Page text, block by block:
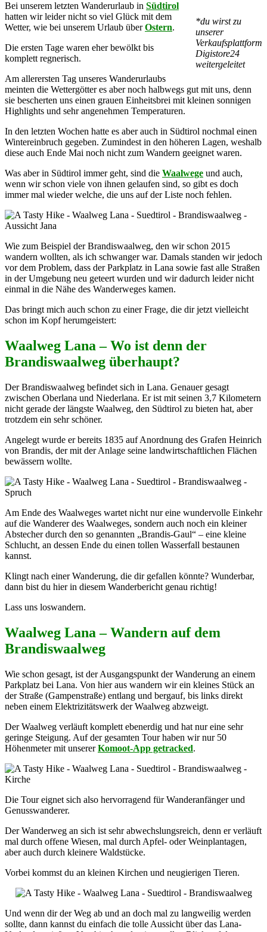
*du wirst zu
unserer
Verkaufsplattform
Digistore24
weitergeleitet
Bei unserem letzten Wanderurlaub in Südtirol
hatten wir leider nicht so viel Glück mit dem
Wetter, wie bei unserem Urlaub überOstern.
Die ersten Tage waren eher bewölkt bis
komplett regnerisch.
Am allerersten Tag unseres Wanderurlaubs
meinten die Wettergötter es aber noch halbwegs gut mit uns, denn
sie bescherten uns einen grauen Einheitsbrei mit kleinen sonnigen
Highlights und sehr angenehmen Temperaturen.
In den letzten Wochen hatte es aber auch in Südtirol nochmal einen
Wintereinbruch gegeben. Zumindest in den höheren Lagen, weshalb
diese auch Ende Mai noch nicht zum Wandern geeignet waren.
Was aber in Südtirol immer geht, sind die Waalwege und auch,
wenn wir schon viele von ihnen gelaufen sind, so gibt es doch
immer mal wieder welche, die uns auf der Liste noch fehlen.
Wie zum Beispiel der Brandiswaalweg, den wir schon 2015
wandern wollten, als ich schwanger war. Damals standen wir jedoch
vor dem Problem, dass der Parkplatz in Lana sowie fast alle Straßen
in der Umgebung neu geteert wurden und wir dadurch leider nicht
einmal in die Nähe des Wanderweges kamen.
Das bringt mich auch schon zu einer Frage, die dir jetzt vielleicht
schon im Kopf herumgeistert:
Waalweg Lana –Wo ist denn der
Brandiswaalweg überhaupt?
Der Brandiswaalweg befindet sich in Lana. Genauer gesagt
zwischen Oberlana und Niederlana. Er ist mit seinen 3,7 Kilometern
nicht gerade der längste Waalweg, den Südtirol zu bieten hat, aber
trotzdem ein sehr schöner.
Angelegt wurde er bereits 1835 auf Anordnung des Grafen Heinrich
von Brandis, der mit der Anlage seine landwirtschaftlichen Flächen
bewässern wollte.
Am Ende des Waalweges wartet nicht nur eine wundervolle Einkehr
auf die Wanderer des Waalweges, sondern auch noch ein kleiner
Abstecher durch den so genannten „Brandis-Gaul“ – eine kleine
Schlucht, an dessen Ende du einen tollen Wasserfall bestaunen
kannst.
Klingt nach einer Wanderung, die dir gefallen könnte? Wunderbar,
dann bist du hier in diesem Wanderbericht genau richtig!
Lass uns loswandern.
Waalweg Lana – Wandern auf dem
Brandiswaalweg
Wie schon gesagt, ist der Ausgangspunkt der Wanderung an einem
Parkplatz bei Lana. Von hier aus wandern wir ein kleines Stück an
der Straße (Gampenstraße) entlang und bergauf, bis links direkt
neben einem Elektrizitätswerk der Waalweg abzweigt.
Der Waalweg verläuft komplett ebenerdig und hat nur eine sehr
geringe Steigung. Auf der gesamten Tour haben wir nur 50
Höhenmeter mit unsererKomoot-App getracked.
Die Tour eignet sich also hervorragend für Wanderanfänger und
Genusswanderer.
Der Wanderweg an sich ist sehr abwechslungsreich, denn er verläuft
mal durch offene Wiesen, mal durch Apfel- oder Weinplantagen,
aber auch durch kleinere Waldstücke.
Vorbei kommst du an kleinen Kirchen und neugierigen Tieren.
Und wenn dir der Weg ab und an doch mal zu langweilig werden
sollte, dann kannst du einfach die tolle Aussicht über das Lana-